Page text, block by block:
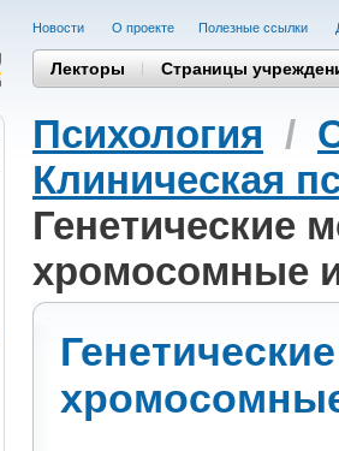
Новости О проекте Полезные cсылки
Лекторы Страницы
Психология /
Клиническая
Генетические
хромосомные